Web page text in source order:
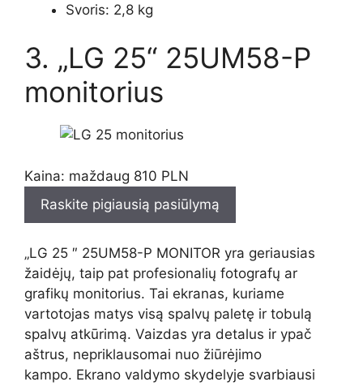
Svoris: 2,8 kg
3. „LG 25“ 25UM58-P
monitorius
Kaina: maždaug 810 PLN
Raskite pigiausią pasiūlymą
„LG 25 ″ 25UM58-P MONITOR yra geriausias
žaidėjų, taip pat profesionalių fotografų ar
grafikų monitorius. Tai ekranas, kuriame
vartotojas matys visą spalvų paletę ir tobulą
spalvų atkūrimą. Vaizdas yra detalus ir ypač
aštrus, nepriklausomai nuo žiūrėjimo
kampo. Ekrano valdymo skydelyje svarbiausi